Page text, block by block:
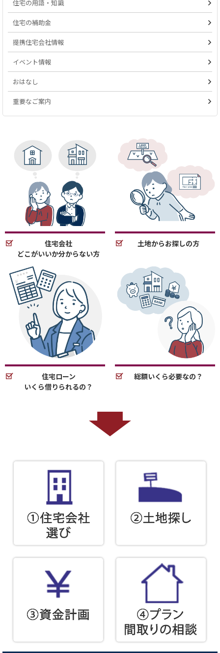
住宅の用語・知識
住宅の補助金
提携住宅会社情報
イベント情報
おはなし
重要なご案内
住宅会社
どこがいいか分からない方
土地からお探しの方
住宅ローン
いくら借りられるの？
総額いくら必要なの？